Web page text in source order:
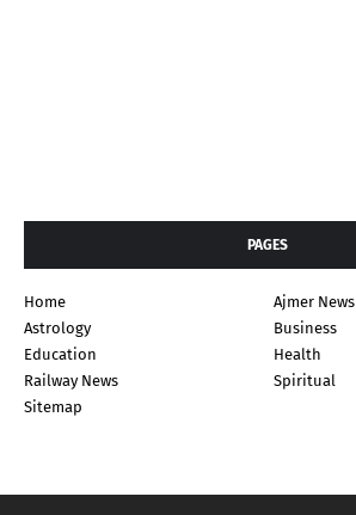
PAGES
Home
Ajmer News
Astrology
Business
Education
Health
Railway News
Spiritual
Sitemap